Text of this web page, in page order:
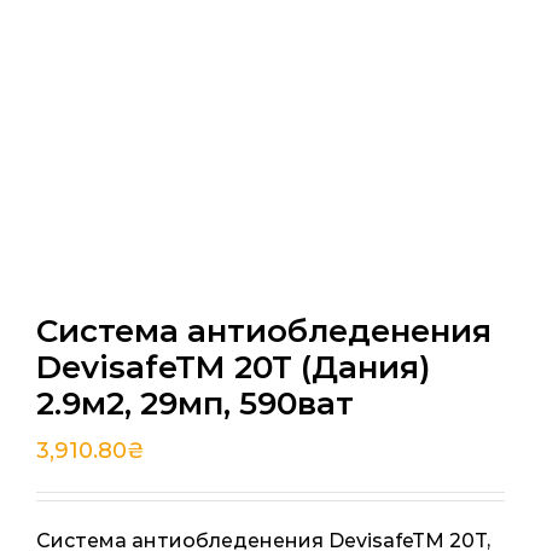
Система антиобледенения
DevisafeTM 20T (Дания)
2.9м2, 29мп, 590ват
3,910.80₴
Система антиобледенения DevisafeTM 20T,